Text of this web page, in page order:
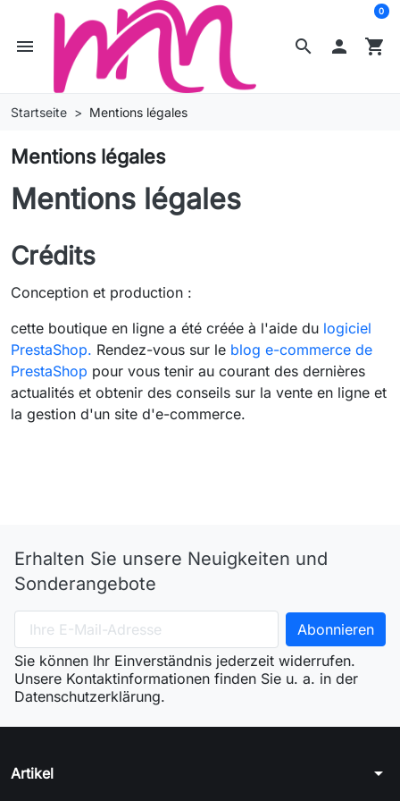
search
menu  shopping_cart
0
Startseite Mentions légales
Mentions légales
Mentions légales
Crédits
Conception et production :
cette boutique en ligne a été créée à l'aide du logiciel
PrestaShop. Rendez-vous sur le blog e-commerce de
PrestaShop pour vous tenir au courant des dernières
actualités et obtenir des conseils sur la vente en ligne et
la gestion d'un site d'e-commerce.
Erhalten Sie unsere Neuigkeiten und
Sonderangebote
Sie können Ihr Einverständnis jederzeit widerrufen.
Unsere Kontaktinformationen finden Sie u. a. in der
Datenschutzerklärung.
Artikel arrow_drop_down